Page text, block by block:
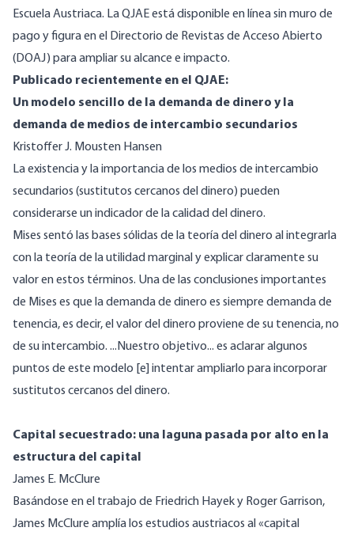
Escuela Austriaca. La QJAE está disponible en línea sin muro de
pago y figura en el Directorio de Revistas de Acceso Abierto
(DOAJ) para ampliar su alcance e impacto.
Publicado recientemente en el QJAE:
Un modelo sencillo de la demanda de dinero y la
demanda de medios de intercambio secundarios
Kristoffer J. Mousten Hansen
La existencia y la importancia de los medios de intercambio
secundarios (sustitutos cercanos del dinero) pueden
considerarse un indicador de la calidad del dinero.
Mises sentó las bases sólidas de la teoría del dinero al integrarla
con la teoría de la utilidad marginal y explicar claramente su
valor en estos términos. Una de las conclusiones importantes
de Mises es que la demanda de dinero es siempre demanda de
tenencia, es decir, el valor del dinero proviene de su tenencia, no
de su intercambio. ...Nuestro objetivo... es aclarar algunos
puntos de este modelo [e] intentar ampliarlo para incorporar
sustitutos cercanos del dinero.
Capital secuestrado: una laguna pasada por alto en la
estructura del capital
James E. McClure
Basándose en el trabajo de Friedrich Hayek y Roger Garrison,
James McClure amplía los estudios austriacos al «capital